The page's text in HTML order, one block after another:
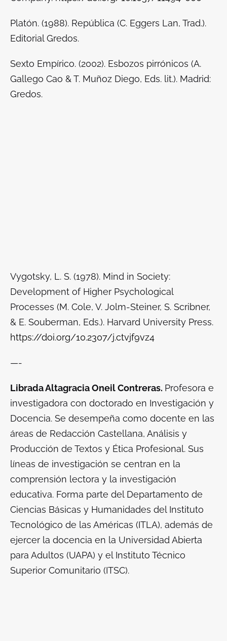
Platón. (1988). República (C. Eggers Lan, Trad.).
Editorial Gredos.
Sexto Empírico. (2002). Esbozos pirrónicos (A.
Gallego Cao & T. Muñoz Diego, Eds. lit.). Madrid:
Gredos.
Vygotsky, L. S. (1978). Mind in Society:
Development of Higher Psychological
Processes (M. Cole, V. Jolm-Steiner, S. Scribner,
& E. Souberman, Eds.). Harvard University Press.
https://doi.org/10.2307/j.ctvjf9vz4
—-
Librada Altagracia Oneil Contreras. Profesora e
investigadora con doctorado en Investigación y
Docencia. Se desempeña como docente en las
áreas de Redacción Castellana, Análisis y
Producción de Textos y Ética Profesional. Sus
líneas de investigación se centran en la
comprensión lectora y la investigación
educativa. Forma parte del Departamento de
Ciencias Básicas y Humanidades del Instituto
Tecnológico de las Américas (ITLA), además de
ejercer la docencia en la Universidad Abierta
para Adultos (UAPA) y el Instituto Técnico
Superior Comunitario (ITSC).